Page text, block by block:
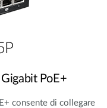
PoE+
consente di collegare